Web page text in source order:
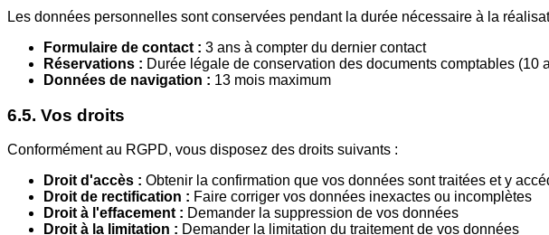
Les données personnelles sont conservées pendant la durée nécessaire à la
Formulaire de contact : 3 ans à compter du dernier contact
Réservations : Durée légale de conservation des documents comptables (10
Données de navigation : 13 mois maximum
6.5. Vos droits
Conformément au RGPD, vous disposez des droits suivants :
Droit d'accès : Obtenir la confirmation que vos données sont traitées et y
Droit de rectification : Faire corriger vos données inexactes ou incomplètes
Droit à l'effacement : Demander la suppression de vos données
Droit à la limitation : Demander la limitation du traitement de vos données